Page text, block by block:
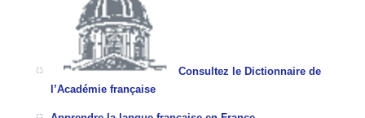
Consultez le Dictionnaire de
l’Académie française